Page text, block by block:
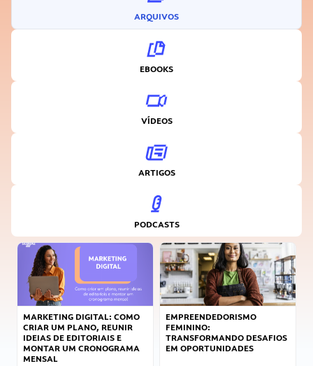
ARQUIVOS
EBOOKS
VÍDEOS
ARTIGOS
PODCASTS
MARKETING DIGITAL: COMO
CRIAR UM PLANO, REUNIR
IDEIAS DE EDITORIAIS E
MONTAR UM CRONOGRAMA
MENSAL
EMPREENDEDORISMO
FEMININO:
TRANSFORMANDO DESAFIOS
EM OPORTUNIDADES